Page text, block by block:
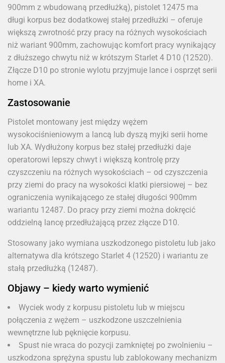
900mm z wbudowaną przedłużką), pistolet 12475 ma
długi korpus bez dodatkowej stałej przedłużki – oferuje
większą zwrotność przy pracy na różnych wysokościach
niż wariant 900mm, zachowując komfort pracy wynikający
z dłuższego chwytu niż w krótszym Starlet 4 D10 (12520).
Złącze D10 po stronie wylotu przyjmuje lance i osprzęt serii
home i XA.
Zastosowanie
Pistolet montowany jest między wężem
wysokociśnieniowym a lancą lub dyszą myjki serii home
lub XA. Wydłużony korpus bez stałej przedłużki daje
operatorowi lepszy chwyt i większą kontrolę przy
czyszczeniu na różnych wysokościach – od czyszczenia
przy ziemi do pracy na wysokości klatki piersiowej – bez
ograniczenia wynikającego ze stałej długości 900mm
wariantu 12487. Do pracy przy ziemi można dokręcić
oddzielną lancę przedłużającą przez złącze D10.
Stosowany jako wymiana uszkodzonego pistoletu lub jako
alternatywa dla krótszego Starlet 4 (12520) i wariantu ze
stałą przedłużką (12487).
Objawy – kiedy warto wymienić
Wyciek wody z korpusu pistoletu lub w miejscu
połączenia z wężem – uszkodzone uszczelnienia
wewnętrzne lub pęknięcie korpusu.
Spust nie wraca do pozycji zamkniętej po zwolnieniu –
uszkodzona sprężyna spustu lub zablokowany mechanizm